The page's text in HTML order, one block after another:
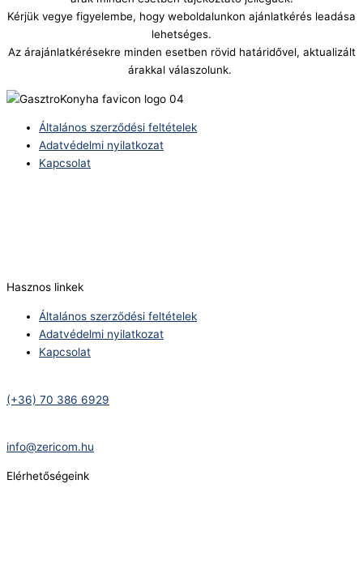
Kérjük vegye figyelembe, hogy weboldalunkon ajánlatkérés leadása
lehetséges.
Az árajánlatkérésekre minden esetben rövid határidővel, aktualizált
árakkal válaszolunk.
Általános szerződési feltételek
Adatvédelmi nyilatkozat
Kapcsolat
Hasznos linkek
Általános szerződési feltételek
Adatvédelmi nyilatkozat
Kapcsolat
(+36) 70 386 6929
info@zericom.hu
Elérhetőségeink